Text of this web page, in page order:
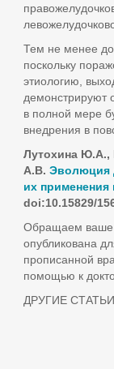
Тем не менее
поскольку
этиологию,
демонстрируют
в полной мере
внедрения в
Лутохина Ю.А.,
А.В. Эволюция
их применения
doi:10.15829/
Обращаем ваше
опубликована
прописанной
помощью к
ДРУГИЕ